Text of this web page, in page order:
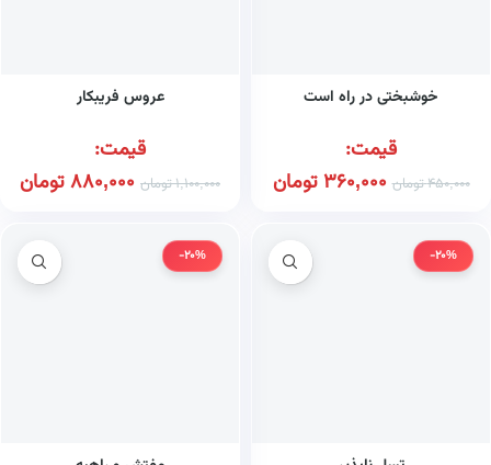
خوشبختی در راه است
قیمت:
450,000تومان 360,000تومان
عروس فریبکار
قیمت:
1,100,000تومان 880,000تومان
-20%
-20%